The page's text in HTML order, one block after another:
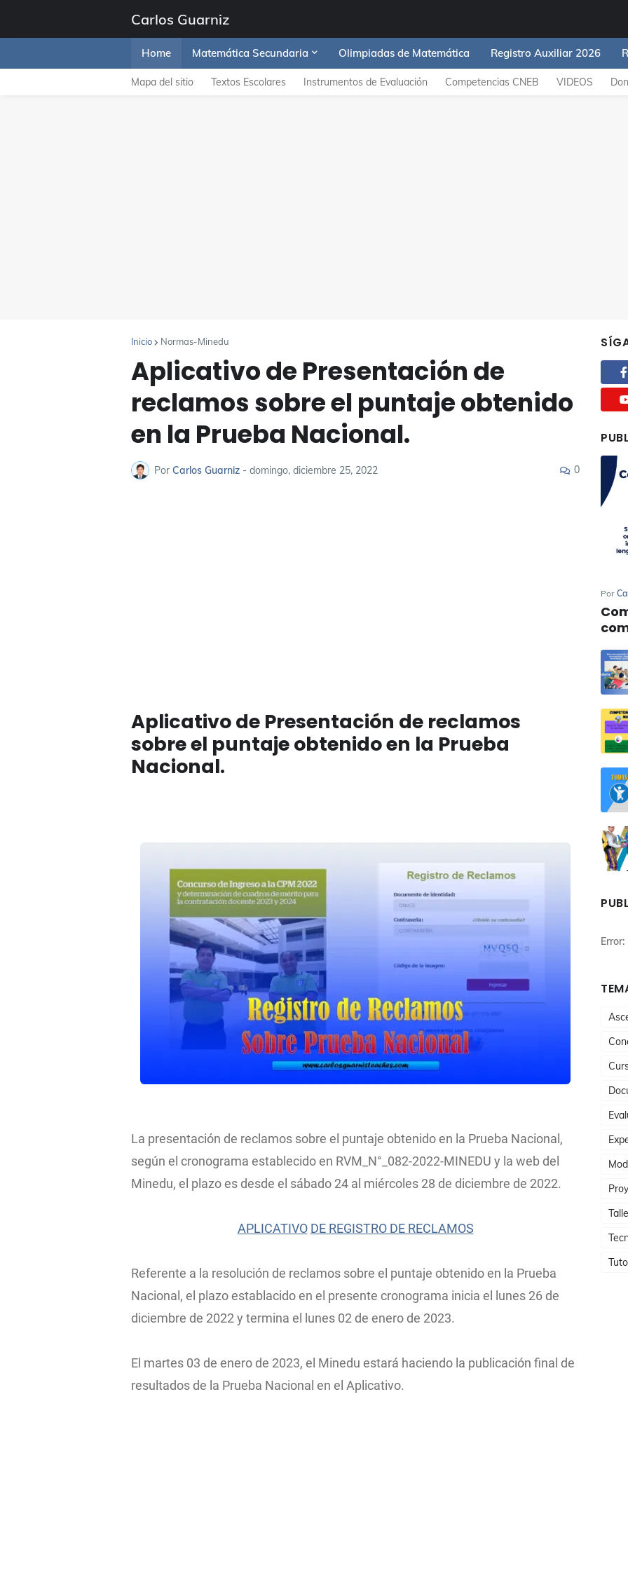
Carlos Guarniz
Home Matemática Secundaria Olimpiadas de Matemática Registro Auxiliar 2026
Mapa del sitio Textos Escolares Instrumentos de Evaluación Competencias CNEB VIDEOS
Inicio Normas-Minedu
Aplicativo de Presentación de
reclamos sobre el puntaje obtenido
en la Prueba Nacional.
Por Carlos Guarniz - domingo, diciembre 25, 2022 0
Aplicativo de Presentación de reclamos
sobre el puntaje obtenido en la Prueba
Nacional.
La presentación de reclamos sobre el puntaje obtenido en la Prueba Nacional,
según el cronograma establecido en RVM_N°_082-2022-MINEDU y la web del
Minedu, el plazo es desde el sábado 24 al miércoles 28 de diciembre de 2022.
APLICATIVO DE REGISTRO DE RECLAMOS
Referente a la resolución de reclamos sobre el puntaje obtenido en la Prueba
Nacional, el plazo establacido en el presente cronograma inicia el lunes 26 de
diciembre de 2022 y termina el lunes 02 de enero de 2023.
El martes 03 de enero de 2023, el Minedu estará haciendo la publicación final de
resultados de la Prueba Nacional en el Aplicativo.
Por
Error: